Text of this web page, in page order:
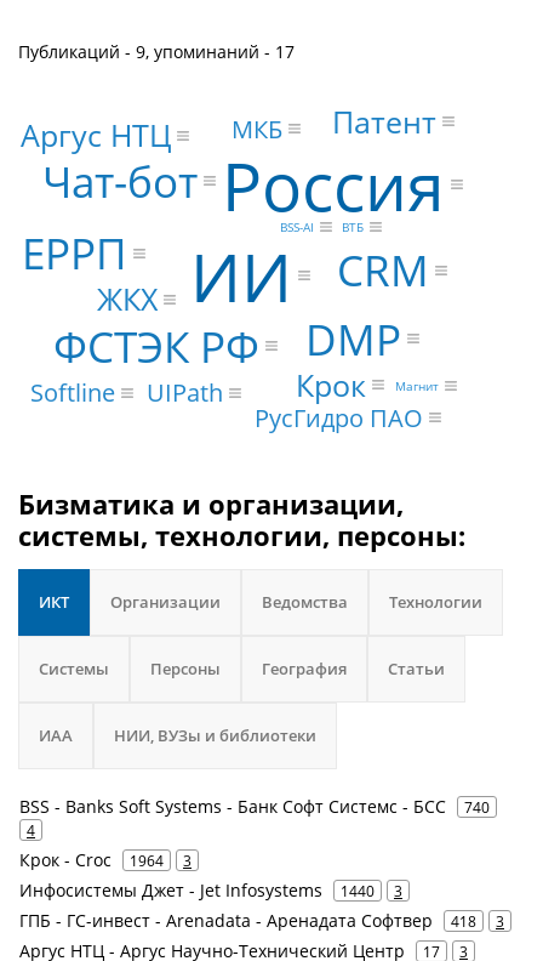
Публикаций - 9, упоминаний - 17
ИИ
Россия
ФСТЭК РФ
Чат-бот
DMP
CRM
ЕРРП
Крок
Аргус НТЦ
ЖКХ
Патент
Softline UIPath
МКБ
РусГидро ПАО
BSS-AI ВТБ
Магнит
Бизматика и организации,
системы, технологии, персоны:
ИКТ Организации Ведомства Технологии
Системы Персоны География Статьи
ИАА НИИ, ВУЗы и библиотеки
BSS - Banks Soft Systems - Банк Софт Системс - БСС
740
4
Крок - Croc 1964 3
Инфосистемы Джет - Jet Infosystems 1440 3
ГПБ - ГС-инвест - Arenadata - Аренадата Софтвер 418 3
Аргус НТЦ - Аргус Научно-Технический Центр 17 3